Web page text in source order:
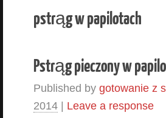
pstrąg w papilotach
Pstrąg pieczony w
Published by gotowanie z
2014 | Leave a response